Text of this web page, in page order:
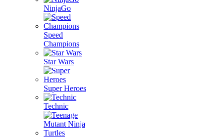
NinjaGo
Speed
Champions
Star Wars
Super Heroes
Technic